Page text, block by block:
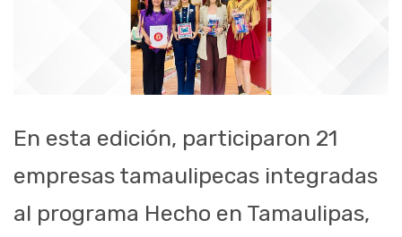
En esta edición, participaron 21
empresas tamaulipecas integradas
al programa Hecho en Tamaulipas,